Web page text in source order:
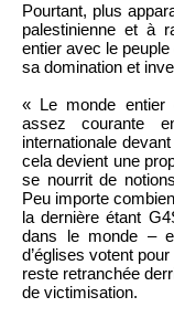
Pourtant, plus
palestinienne et à
entier avec le
sa domination et
« Le monde entier
assez courante
internationale
cela devient une
se nourrit de
Peu importe
la dernière étant
dans le monde –
d’églises votent
reste retranchée
de victimisation.